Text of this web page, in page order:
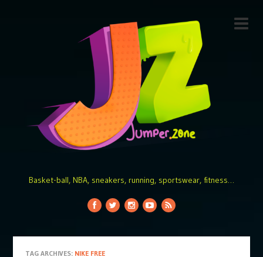
Basket-ball, NBA, sneakers, running, sportswear, fitness…
TAG ARCHIVES: NIKE FREE